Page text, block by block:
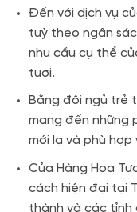
Đến với dịch vụ
tuỳ theo ngân
nhu cầu cụ thể
tươi.
Bằng đội ngủ trẻ
mang đến những
mới lạ và phù
Cửa Hàng Hoa
cách hiện đại tại
thành và các tỉnh